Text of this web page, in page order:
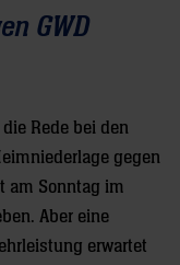
GWD
Rede bei den
gegen
am Sonntag im
Aber eine
erwartet